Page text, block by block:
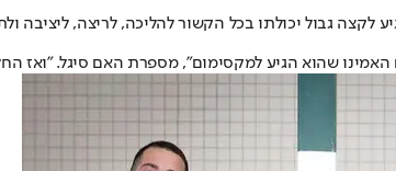
האמינו שהוא הגיע למקסימום", מספרת האם סיגל. "ואז